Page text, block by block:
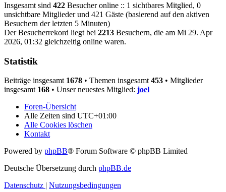
Insgesamt sind 422 Besucher online :: 1 sichtbares Mitglied, 0
unsichtbare Mitglieder und 421 Gäste (basierend auf den aktiven
Besuchern der letzten 5 Minuten)
Der Besucherrekord liegt bei 2213 Besuchern, die am Mi 29. Apr
2026, 01:32 gleichzeitig online waren.
Statistik
Beiträge insgesamt 1678 • Themen insgesamt 453 • Mitglieder
insgesamt 168 • Unser neuestes Mitglied: joel
Foren-Übersicht
Alle Zeiten sind UTC+01:00
Alle Cookies löschen
Kontakt
Powered by phpBB® Forum Software © phpBB Limited
Deutsche Übersetzung durch phpBB.de
Datenschutz | Nutzungsbedingungen